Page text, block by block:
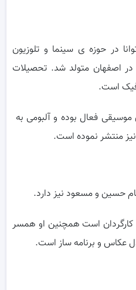
در حوزه ی سینما و تلوزیون
است. این هنرمند در ۱۰تیر ۵۹ در اصفهان متولد شد. تحصیلات
است.
فعال بوده و آلبومی به
منتشر نموده است.
حسین و مسعود نیز دارد.
است همچنین او همسر
عکاس و برنامه ساز است.